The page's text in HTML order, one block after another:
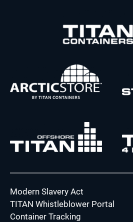
Modern Slavery Act
TITAN Whistleblower Portal
Container Tracking